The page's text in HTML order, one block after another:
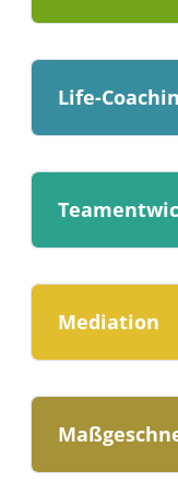
Life-
Mediation